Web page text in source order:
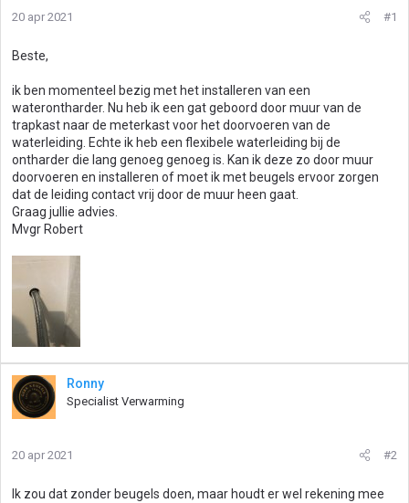
20 apr 2021 #1
Beste,
ik ben momenteel bezig met het installeren van een
waterontharder. Nu heb ik een gat geboord door muur van de
trapkast naar de meterkast voor het doorvoeren van de
waterleiding. Echte ik heb een flexibele waterleiding bij de
ontharder die lang genoeg genoeg is. Kan ik deze zo door muur
doorvoeren en installeren of moet ik met beugels ervoor zorgen
dat de leiding contact vrij door de muur heen gaat.
Graag jullie advies.
Mvgr Robert
Ronny
Specialist Verwarming
20 apr 2021 #2
Ik zou dat zonder beugels doen, maar houdt er wel rekening mee